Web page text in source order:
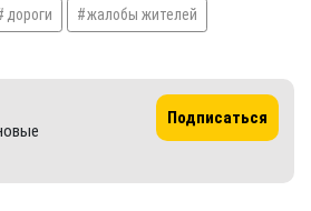
дороги жалобы жителей
Подписаться